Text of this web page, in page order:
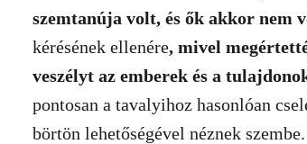
szemtanúja volt, és ők akkor nem
kérésének ellenére, mivel
veszélyt az emberek és a
pontosan a tavalyihoz hasonlóan
börtön lehetőségével néznek